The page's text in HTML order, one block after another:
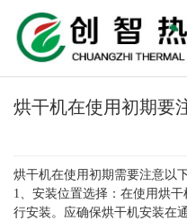
烘干机在使用初期要
烘干机在使用初期需要注意以
1、安装位置选择：在使用烘
行安装。应确保烘干机安装在